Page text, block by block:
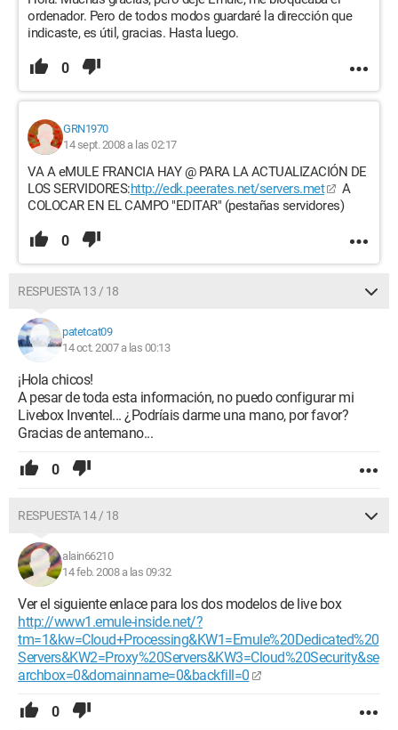
ordenador. Pero de todos modos guardaré la dirección que
indicaste, es útil, gracias. Hasta luego.
0
GRN1970
14 sept. 2008 a las 02:17
VA A eMULE FRANCIA HAY @ PARA LA ACTUALIZACIÓN DE
LOS SERVIDORES:http://edk.peerates.net/servers.met
A
COLOCAR EN EL CAMPO "EDITAR" (pestañas servidores)
0
RESPUESTA 13 / 18
patetcat09
14 oct. 2007 a las 00:13
¡Hola chicos!
A pesar de toda esta información, no puedo configurar mi
Livebox Inventel... ¿Podríais darme una mano, por favor?
Gracias de antemano...
0
RESPUESTA 14 / 18
alain66210
14 feb. 2008 a las 09:32
Ver el siguiente enlace para los dos modelos de live box
http://www1.emule-inside.net/?
tm=1&kw=Cloud+Processing&KW1=Emule%20Dedicated%20
Servers&KW2=Proxy%20Servers&KW3=Cloud%20Security&se
archbox=0&domainname=0&backfill=0
0